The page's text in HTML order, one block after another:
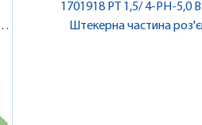
1701918 PT 1,5/ 4-PH-5,0
Штекерна частина